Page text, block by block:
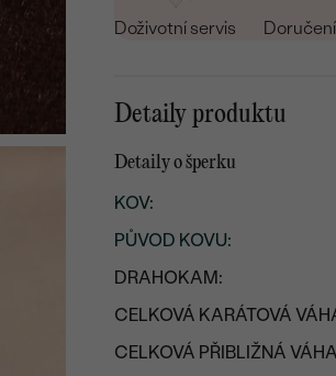
Doživotní servis
Detaily produktu
Detaily o šperku
KOV:
PŮVOD KOVU:
DRAHOKAM:
CELKOVÁ KARÁTOVÁ
CELKOVÁ PŘIBLIŽNÁ